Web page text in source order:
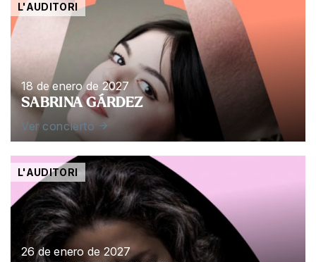
L'AUDITORI
18 de enero de 2027
SABRINA GÁRDEZ
Ver concierto
L'AUDITORI
26 de enero de 2027